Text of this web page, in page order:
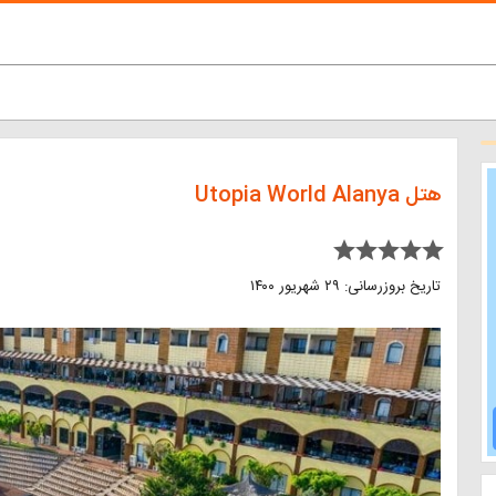
هتل Utopia World Alanya
star star star star star
تاریخ بروزرسانی: ۲۹ شهریور ۱۴۰۰